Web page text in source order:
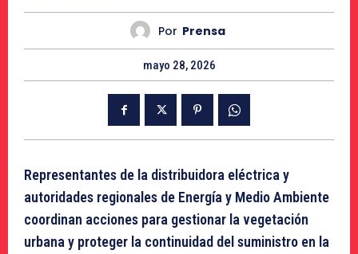
Por Prensa
mayo 28, 2026
Representantes de la distribuidora eléctrica y
autoridades regionales de Energía y Medio Ambiente
coordinan acciones para gestionar la vegetación
urbana y proteger la continuidad del suministro en la